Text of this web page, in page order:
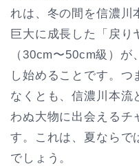
れは、冬の間を信濃川
巨大に成長した「戻り
（30cm〜50cm級）
し始めることです。つ
なくとも、信濃川本流
わぬ大物に出会えるチ
す。これは、夏ならで
でしょう。